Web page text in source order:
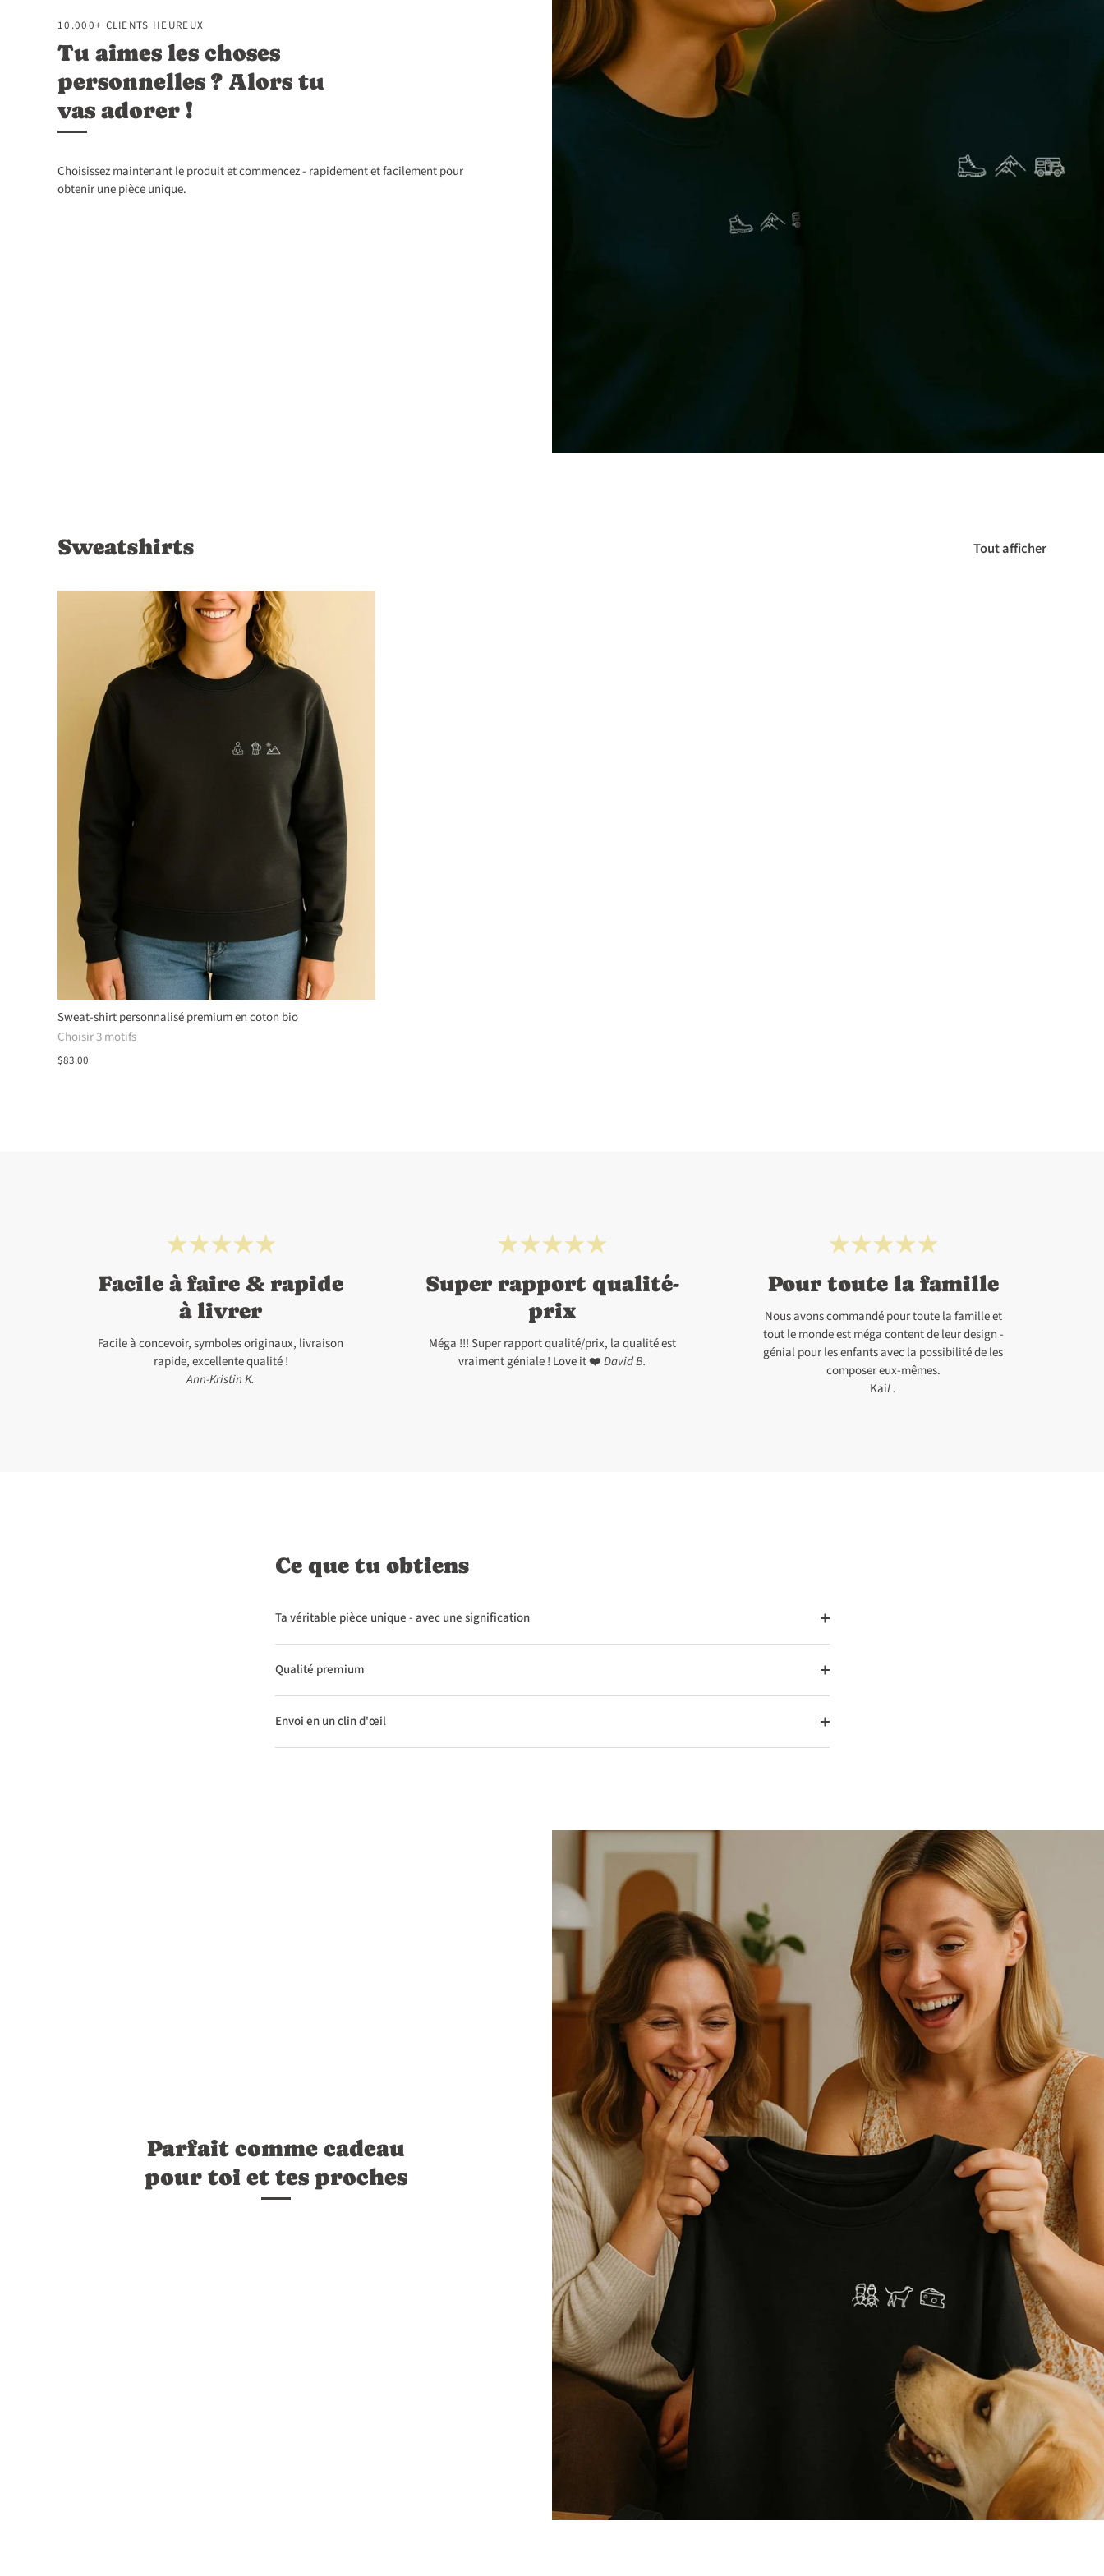
10.000+ CLIENTS HEUREUX
Tu aimes les choses
personnelles ? Alors tu
vas adorer !
Choisissez maintenant le produit et commencez - rapidement et facilement pour
obtenir une pièce unique.
Sweatshirts Tout afficher
Sweat-shirt personnalisé premium en coton bio
Choisir 3 motifs
$83.00
Facile à faire & rapide
à livrer
Facile à concevoir, symboles originaux, livraison
rapide, excellente qualité !
Ann-Kristin K.
Super rapport qualité-
prix
Méga !!! Super rapport qualité/prix, la qualité est
vraiment géniale ! Love it ❤️David B.
Pour toute la famille
Nous avons commandé pour toute la famille et
tout le monde est méga content de leur design -
génial pour les enfants avec la possibilité de les
composer eux-mêmes.
KaiL.
Ce que tu obtiens
Ta véritable pièce unique - avec une signification
Qualité premium
Envoi en un clin d'œil
Parfait comme cadeau
pour toi et tes proches